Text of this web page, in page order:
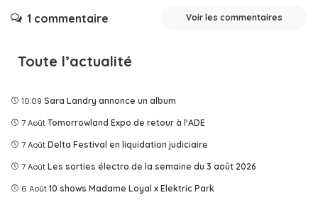
1 commentaire Voir les commentaires
Toute l’actualité
10:09 Sara Landry annonce un album
7 Août Tomorrowland Expo de retour à l'ADE
7 Août Delta Festival en liquidation judiciaire
7 Août Les sorties électro de la semaine du 3 août 2026
6 Août 10 shows Madame Loyal x Elektric Park